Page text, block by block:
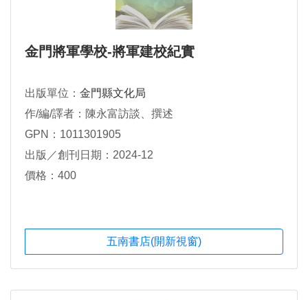
金門將軍學校-將軍建校紀實
出版單位： 金門縣文化局
作/編/譯者：陳永富訪談、撰述
GPN：1011301905
出版／創刊日期：2024-12
價格：400
五南書店(開新視窗)